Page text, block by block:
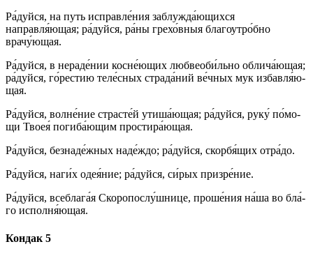
Ра́­дуй­ся, на путь исправле́ния заблужда́ющихся
направля́ющая; ра́­дуй­ся, ра́­ны гре­хо́в­ныя бла­го­утро́б­но
врачу́ющая.
Ра́­дуй­ся, в нераде́нии косне́ющих любвеоби́льно об­ли­ча́ю­щая;
ра́­дуй­ся, го́рестию те­ле́с­ных страда́ний ве́ч­ных мук из­бав­ля́ю­
щая.
Ра́­дуй­ся, волне́ние страс­те́й утиша́ющая; ра́­дуй­ся, ру­ку́ по́­мо­
щи Твоея́ погиба́ющим простира́ющая.
Ра́­дуй­ся, безнаде́жных на­де́ж­до; ра́­дуй­ся, скор­бя́­щих от­ра́­до.
Ра́­дуй­ся, на­ги́х оде­я́ние; ра́­дуй­ся, си́­рых при­зре́­ние.
Ра́­дуй­ся, всеблага́я Скоропослу́шнице, про­ше́­ния на́­ша во бла́­
го исполня́ющая.
Кондак 5